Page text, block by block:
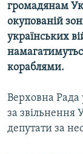
громадянам
окупованій
українських
кораблями.
Верховна Рада
за звільнення
депутати за